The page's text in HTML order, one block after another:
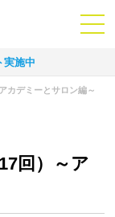
実施中
カデミーとサロン編～
回）～ア